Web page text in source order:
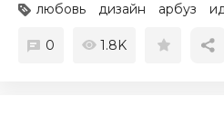
любовь дизайн арбуз
0 1.8K